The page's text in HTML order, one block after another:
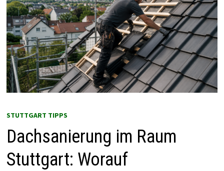
STUTTGART TIPPS
Dachsanierung im Raum
Stuttgart: Worauf